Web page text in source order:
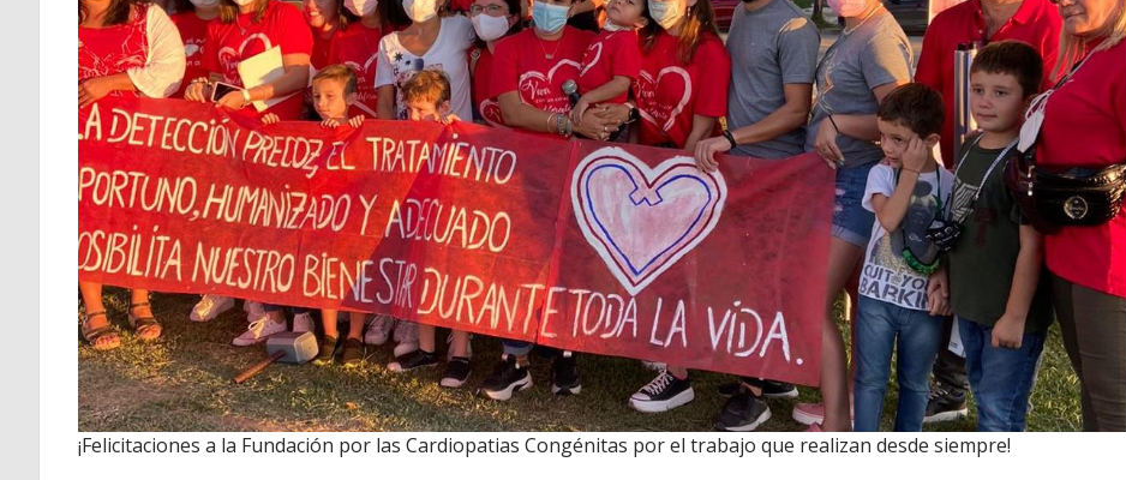
¡Felicitaciones a la Fundación por las Cardiopatias Congénitas por el trabajo que realizan desde siempre!